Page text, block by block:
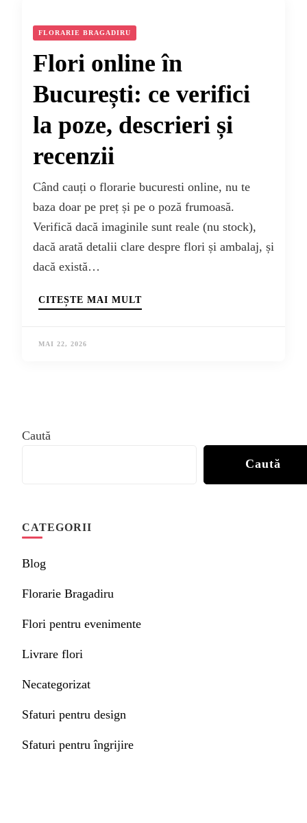
FLORARIE BRAGADIRU
Flori online în
București: ce verifici
la poze, descrieri și
recenzii
Când cauți o florarie bucuresti online, nu te
baza doar pe preț și pe o poză frumoasă.
Verifică dacă imaginile sunt reale (nu stock),
dacă arată detalii clare despre flori și ambalaj, și
dacă există…
CITEȘTE MAI MULT
MAI 22, 2026
Caută
Caută
CATEGORII
Blog
Florarie Bragadiru
Flori pentru evenimente
Livrare flori
Necategorizat
Sfaturi pentru design
Sfaturi pentru îngrijire